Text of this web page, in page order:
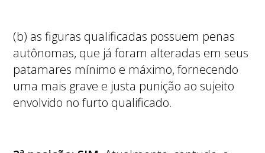
(b) as figuras qualificadas possuem penas
autônomas, que já foram alteradas em seus
patamares mínimo e máximo, fornecendo
uma mais grave e justa punição ao sujeito
envolvido no furto qualificado.